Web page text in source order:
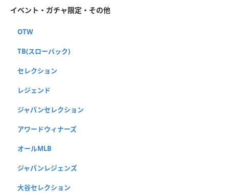
イベント・ガチャ限定・その他
OTW
TB(スローバック)
セレクション
レジェンド
ジャパンセレクション
アワードウィナーズ
オールMLB
ジャパンレジェンズ
大谷セレクション